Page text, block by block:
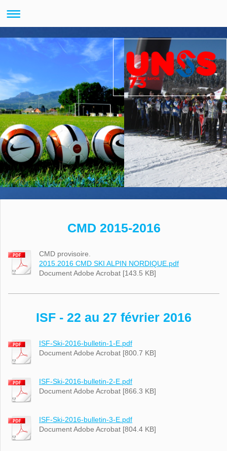
CMD 2015-2016
CMD provisoire.
2015.2016 CMD SKI ALPIN NORDIQUE.pdf
Document Adobe Acrobat [143.5 KB]
ISF - 22 au 27 février 2016
ISF-Ski-2016-bulletin-1-E.pdf
Document Adobe Acrobat [800.7 KB]
ISF-Ski-2016-bulletin-2-E.pdf
Document Adobe Acrobat [866.3 KB]
ISF-Ski-2016-bulletin-3-E.pdf
Document Adobe Acrobat [804.4 KB]